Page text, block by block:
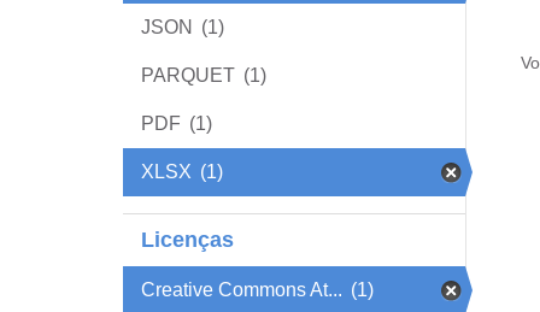
JSON (1)
PARQUET (1)
PDF (1)
XLSX (1)
Licenças
Creative Commons At... (1)